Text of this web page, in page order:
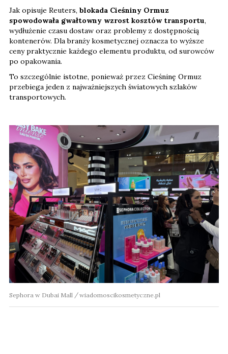
Jak opisuje Reuters, blokada Cieśniny Ormuz
spowodowała gwałtowny wzrost kosztów transportu,
wydłużenie czasu dostaw oraz problemy z dostępnością
kontenerów. Dla branży kosmetycznej oznacza to wyższe
ceny praktycznie każdego elementu produktu, od surowców
po opakowania.
To szczególnie istotne, ponieważ przez Cieśninę Ormuz
przebiega jeden z najważniejszych światowych szlaków
transportowych.
Sephora w Dubai Mall wiadomoscikosmetyczne.pl